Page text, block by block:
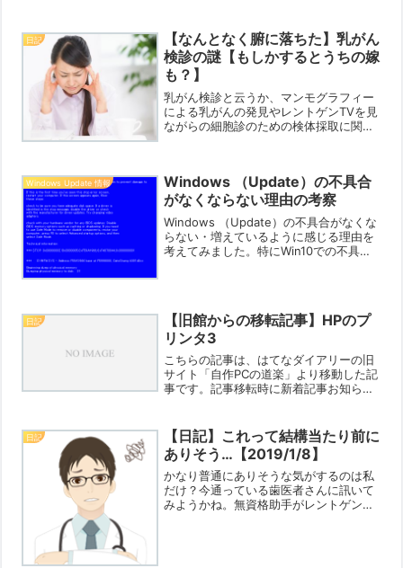
ボード以外長く使用したことがない。購
入して使用しても友人...
日記
【なんとなく腑に落ちた】乳がん
検診の謎【もしかするとうちの嫁
も？】
乳がん検診と云うか、マンモグラフィー
による乳がんの発見やレントゲンTVを見
ながらの細胞診のための検体採取に関し
には私の妻自身も健診で...
Windows Update 情報
Windows （Update）の不具合
がなくならない理由の考察
Windows （Update）の不具合がなくな
らない・増えているように感じる理由を
考えてみました。特にWin10での不具合
日記
【旧館からの移転記事】HPのプ
リンタ3
こちらの記事は、はてなダイアリーの旧
サイト「自作PCの道楽」より移動した記
事です。記事移転時に新着記事お知らせ
っている方にはお手間なお知らせ」とな
りますがご寛容ください...
日記
【日記】これって結構当たり前に
ありそう…【2019/1/8】
かなり普通にありそうな気がするのは私
だけ？今通っている歯医者さんに訊いて
みようかね。無資格助手がレントゲン撮